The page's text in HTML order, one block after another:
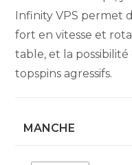
Infinity VPS permet
fort en vitesse et
table, et la possibilité
topspins agressifs.
MANCHE